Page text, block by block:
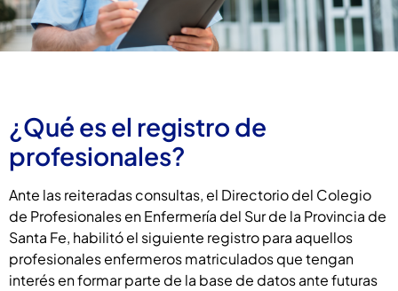
¿Qué es el registro de
profesionales?
Ante las reiteradas consultas, el Directorio del Colegio
de Profesionales en Enfermería del Sur de la Provincia de
Santa Fe, habilitó el siguiente registro para aquellos
profesionales enfermeros matriculados que tengan
interés en formar parte de la base de datos ante futuras